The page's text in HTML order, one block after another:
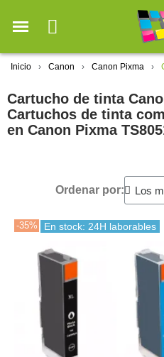
Inicio Canon Canon Pixma
Cartucho de tinta
Cartuchos de tinta
en Canon Pixma
Ordenar por:
-35% En stock: 24H laborables